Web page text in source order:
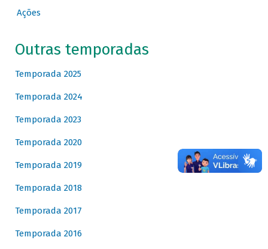
Ações
Outras temporadas
Temporada 2025
Temporada 2024
Temporada 2023
Temporada 2020
Temporada 2019
Temporada 2018
Temporada 2017
Temporada 2016